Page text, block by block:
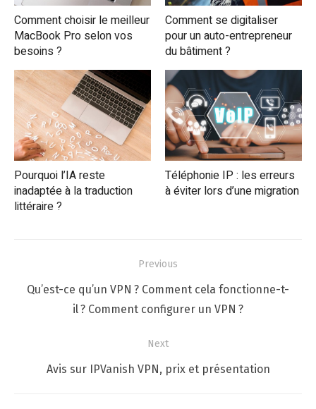
Comment choisir le meilleur
MacBook Pro selon vos
besoins ?
Comment se digitaliser
pour un auto-entrepreneur
du bâtiment ?
Pourquoi l’IA reste
inadaptée à la traduction
littéraire ?
Téléphonie IP : les erreurs
à éviter lors d’une migration
de
Previous
Previous
Qu’est-ce qu’un VPN ? Comment cela fonctionne-t-
il ? Comment configurer un VPN ?
Next
Next
Avis sur IPVanish VPN, prix et présentation